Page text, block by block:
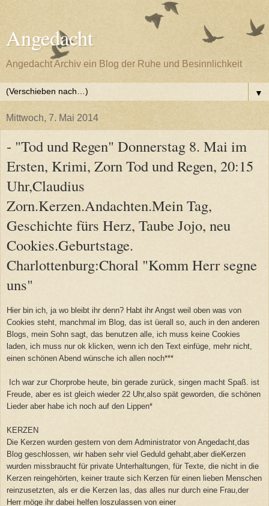
Angedacht
Angedacht Archiv ein Blog der Ruhe und Besinnlichkeit
▼
Mittwoch, 7. Mai 2014
- "Tod und Regen" Donnerstag 8. Mai im
Ersten, Krimi, Zorn Tod und Regen, 20:15
Uhr,Claudius
Zorn.Kerzen.Andachten.Mein Tag,
Geschichte fürs Herz, Taube Jojo, neu
Cookies.Geburtstage.
Charlottenburg:Choral "Komm Herr segne
uns"
Hier bin ich, ja wo bleibt ihr denn? Habt ihr Angst weil oben was von
Cookies steht, manchmal im Blog, das ist üerall so, auch in den anderen
Blogs, mein Sohn sagt, das benutzen alle, ich muss keine Cookies
laden, ich muss nur ok klicken, wenn ich den Text einfüge, mehr nicht,
einen schönen Abend wünsche ich allen noch***
Ich war zur Chorprobe heute, bin gerade zurück, singen macht Spaß. ist
Freude, aber es ist gleich wieder 22 Uhr,also spät geworden, die schönen
Lieder aber habe ich noch auf den Lippen*
KERZEN
Die Kerzen wurden gestern von dem Administrator von Angedacht,das
Blog geschlossen, wir haben sehr viel Geduld gehabt,aber dieKerzen
wurden missbraucht für private Unterhaltungen, für Texte, die nicht in die
Kerzen reingehörten, keiner traute sich Kerzen für einen lieben Menschen
reinzusetzten, als er die Kerzen las, das alles nur durch eine Frau,der
Herr möge ihr dabei helfen loszulassen von einer